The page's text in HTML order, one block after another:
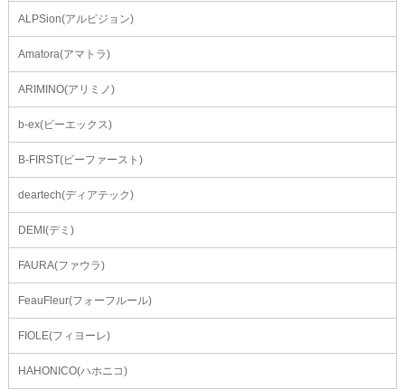
ALPSion(アルピジョン)
Amatora(アマトラ)
ARIMINO(アリミノ)
b-ex(ビーエックス)
B-FIRST(ビーファースト)
deartech(ディアテック)
DEMI(デミ)
FAURA(ファウラ)
FeauFleur(フォーフルール)
FIOLE(フィヨーレ)
HAHONICO(ハホニコ)